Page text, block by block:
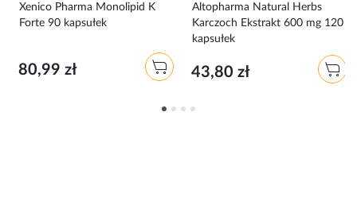
Xenico Pharma Monolipid K
Forte 90 kapsułek
80,99 zł
Altopharma Natural Herbs
Karczoch Ekstrakt 600 mg 120
kapsułek
43,80 zł